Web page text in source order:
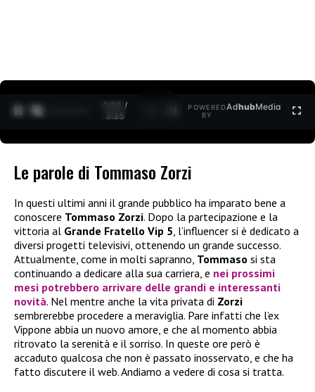
0:30 /
3:35
POWERED
BY
AdhubMedia
Le parole di Tommaso Zorzi
In questi ultimi anni il grande pubblico ha imparato bene a
conoscere Tommaso Zorzi. Dopo la partecipazione e la
vittoria al Grande Fratello Vip 5, l’influencer si è dedicato a
diversi progetti televisivi, ottenendo un grande successo.
Attualmente, come in molti sapranno, Tommaso si sta
continuando a dedicare alla sua carriera, e nei prossimi
mesi potrebbero arrivare delle grandi e interessanti
novità. Nel mentre anche la vita privata di Zorzi
sembrerebbe procedere a meraviglia. Pare infatti che l’ex
Vippone abbia un nuovo amore, e che al momento abbia
ritrovato la serenità e il sorriso. In queste ore però è
accaduto qualcosa che non è passato inosservato, e che ha
fatto discutere il web. Andiamo a vedere di cosa si tratta.